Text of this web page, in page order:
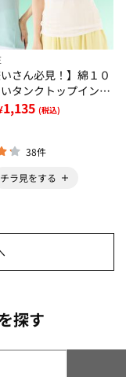
いさん必見！】綿１０
タンクトップインナ
ラボ＞
1,135 (税込)
38件
チラ見をする
探す